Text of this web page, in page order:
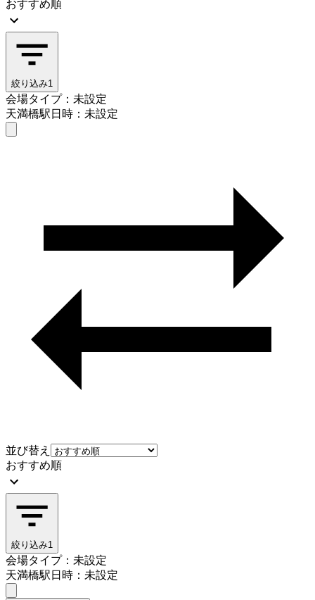
おすすめ順
絞り込み1
会場タイプ：未設定
天満橋駅日時：未設定
並び替え
おすすめ順
絞り込み1
会場タイプ：未設定
天満橋駅日時：未設定